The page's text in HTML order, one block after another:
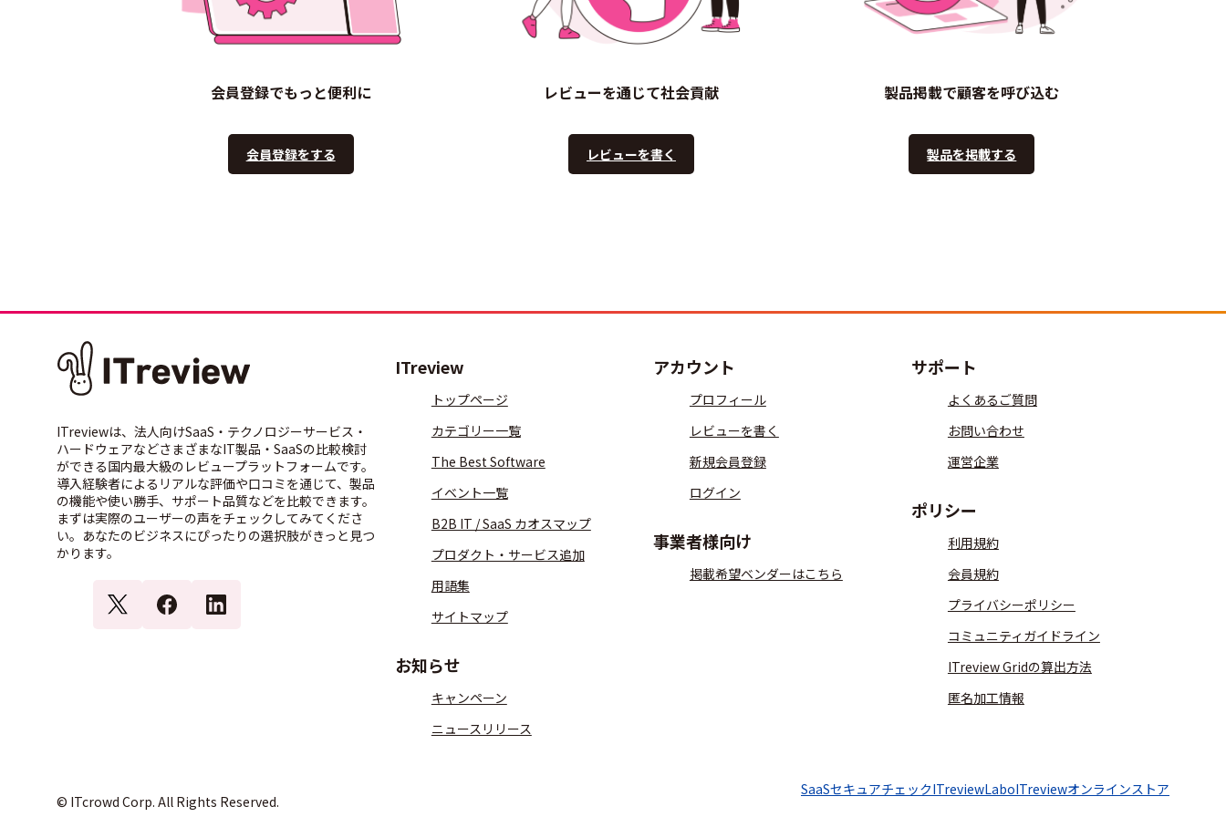
会員登録でもっと便利に
会員登録をする
レビューを通じて社会貢献
レビューを書く
製品掲載で顧客を呼び込む
製品を掲載する
ITreviewは、法人向けSaaS・テクノロジーサービス・
ハードウェアなどさまざまなIT製品・SaaSの比較検討
ができる国内最大級のレビュープラットフォームです。
導入経験者によるリアルな評価や口コミを通じて、製品
の機能や使い勝手、サポート品質などを比較できます。
まずは実際のユーザーの声をチェックしてみてくださ
い。あなたのビジネスにぴったりの選択肢がきっと見つ
かります。
ITreview
トップページ
カテゴリー一覧
The Best Software
イベント一覧
B2B IT / SaaS カオスマップ
プロダクト・サービス追加
用語集
サイトマップ
お知らせ
キャンペーン
ニュースリリース
アカウント
プロフィール
レビューを書く
新規会員登録
ログイン
事業者様向け
掲載希望ベンダーはこちら
サポート
よくあるご質問
お問い合わせ
運営企業
ポリシー
利用規約
会員規約
プライバシーポリシー
コミュニティガイドライン
ITreview Gridの算出方法
匿名加工情報
© ITcrowd Corp. All Rights Reserved.
SaaSセキュアチェックITreviewLaboITreviewオンラインストア